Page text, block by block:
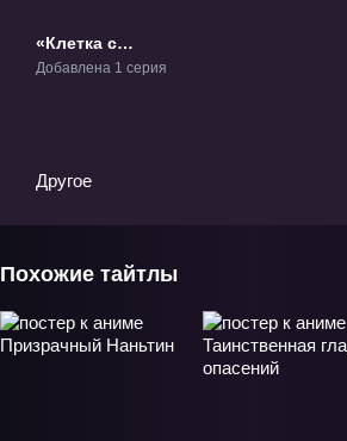
«Клетка с
насекомыми
Добавлена 1 серия
Другое
Похожие тайтлы